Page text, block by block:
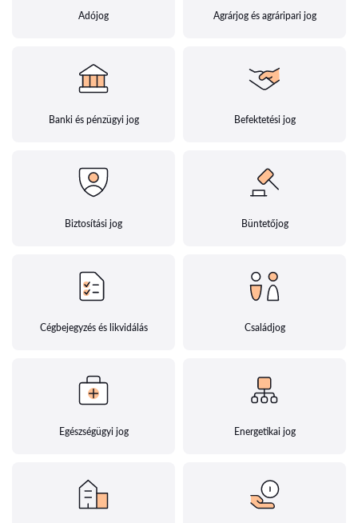
Adójog Agrárjog és agráripari jog
Banki és pénzügyi jog Befektetési jog
Biztosítási jog Büntetőjog
Cégbejegyzés és likvidálás Családjog
Egészségügyi jog Energetikai jog